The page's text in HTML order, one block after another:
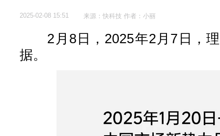
2025-02-08 15:51 来源：快科技 作者：小丽
2月8日，2025年2月7日，理
据。